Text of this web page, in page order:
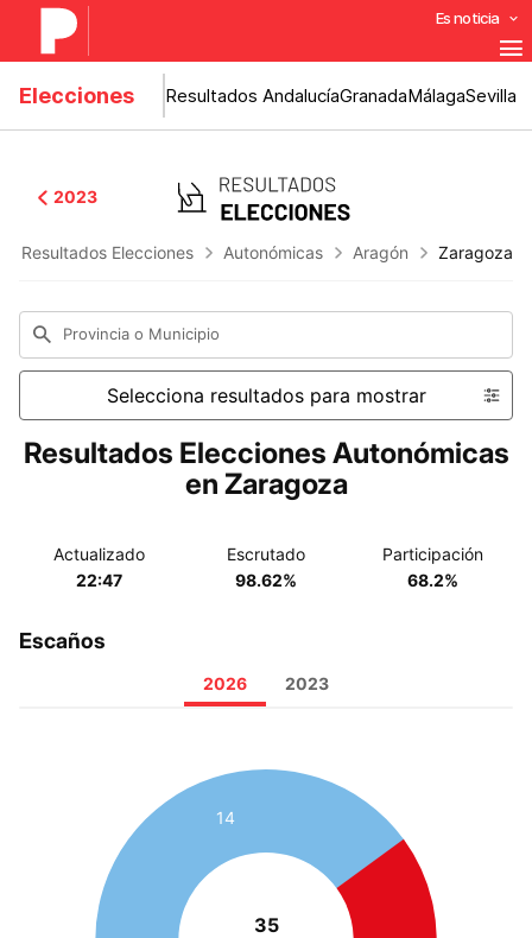
Es noticia
Elecciones Resultados AndalucíaGranadaMálagaSevilla
2023
Resultados Elecciones Autonómicas Aragón Zaragoza
Provincia o Municipio
Selecciona resultados para mostrar
Resultados Elecciones Autonómicas
en Zaragoza
Actualizado
22:47
Escrutado
98.62%
Participación
68.2%
Escaños
2026 2023
35
14